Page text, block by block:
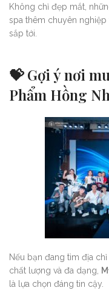
Không chỉ đẹp mắt,
spa thêm chuyên
sắp tới.
💝Gợi ý nơi
Phẩm Hồng
Nếu bạn đang tìm địa chỉ
chất lượng và đa dạng,
là lựa chọn đáng tin cậy.